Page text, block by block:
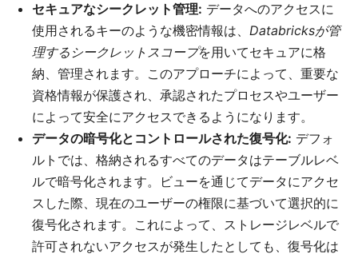
セキュアなシークレット管理: データへのアクセスに
使用されるキーのような機密情報は、 Databricksが管
理するシークレットスコープを用いてセキュアに格
納、管理されます。このアプローチによって、重要な
資格情報が保護され、承認されたプロセスやユーザー
によって安全にアクセスできるようになります。
データの暗号化とコントロールされた復号化: デフォ
ルトでは、格納されるすべてのデータはテーブルレベ
ルで暗号化されます。ビューを通じてデータにアクセ
スした際、現在のユーザーの権限に基づいて選択的に
復号化されます。これによって、ストレージレベルで
許可されないアクセスが発生したとしても、復号化は